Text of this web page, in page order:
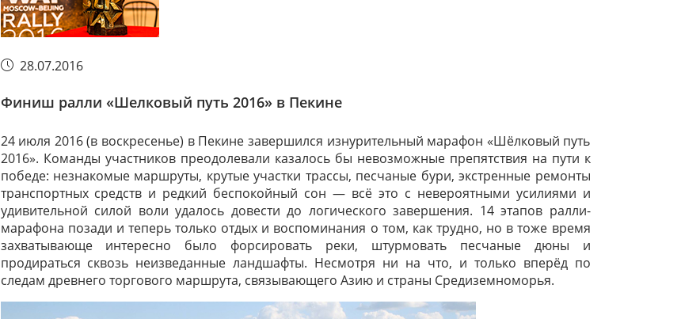
28.07.2016
Финиш ралли «Шелковый путь 2016» в Пекине
24 июля 2016 (в воскресенье) в Пекине завершился изнурительный марафон «Шёлковый путь
2016». Команды участников преодолевали казалось бы невозможные препятствия на пути к
победе: незнакомые маршруты, крутые участки трассы, песчаные бури, экстренные ремонты
транспортных средств и редкий беспокойный сон — всё это с невероятными усилиями и
удивительной силой воли удалось довести до логического завершения. 14 этапов ралли-
марафона позади и теперь только отдых и воспоминания о том, как трудно, но в тоже время
захватывающе интересно было форсировать реки, штурмовать песчаные дюны и
продираться сквозь неизведанные ландшафты. Несмотря ни на что, и только вперёд по
следам древнего торгового маршрута, связывающего Азию и страны Средиземноморья.